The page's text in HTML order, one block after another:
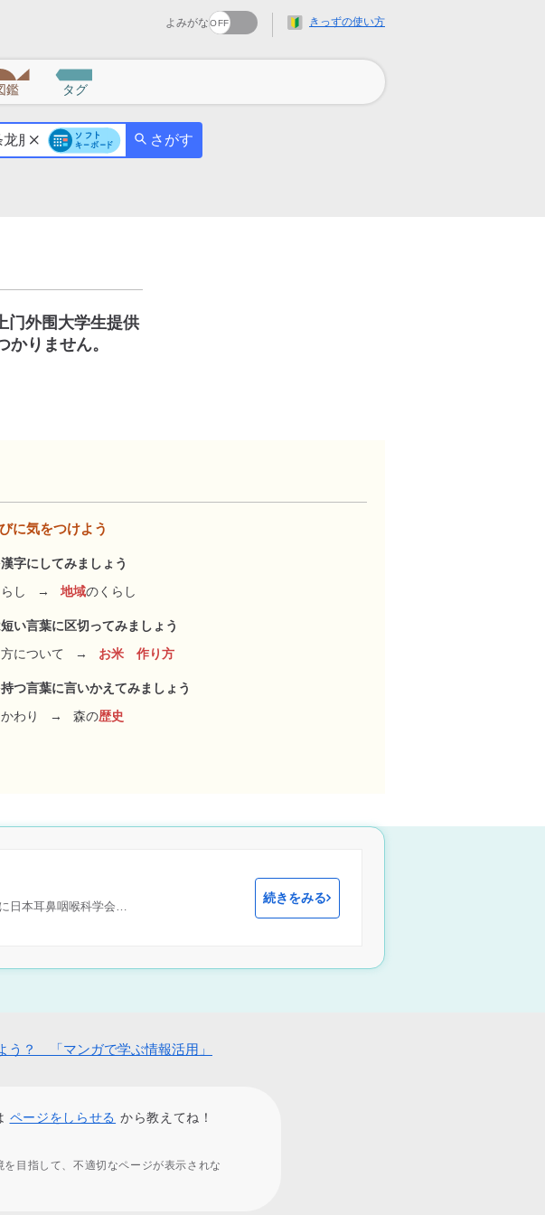
よみがな きっずの使い方
鑑 タグ
さがす
门外围大学生提供
かりません。
に気をつけよう
字にしてみましょう
し
→ 地域のくらし
い言葉に区切ってみましょう
について
→ お米 作り方
つ言葉に言いかえてみましょう
わり
→ 森の歴史
日本耳鼻咽喉科学会…
続きをみる
う？ 「マンガで学ぶ情報活用」
ページをしらせる から教えてね！
目指して、不適切なページが表示されな